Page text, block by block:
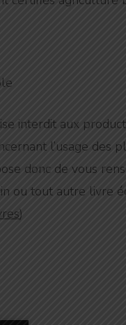
interdit aux
l’usage des
donc de vous
ou tout autre livre
)